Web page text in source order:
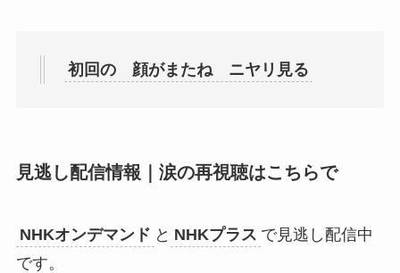
初回の 顔がまたね ニヤリ見る
見逃し配信情報｜涙の再視聴はこちらで
NHKオンデマンド と NHKプラス で見逃し配信中
です。